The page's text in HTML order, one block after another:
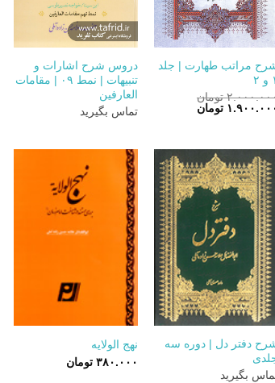
+
مراتب طهارت | جلد
۱ و ۲
تومان
تومان
دروس شرح اشارات و
تنبیهات | نمط ۰۹ | مقامات
العارفین
تماس بگیرید
+
دفتر دل | دوره سه
بگیرید
نهج الولایه
۳۸۰.۰۰۰ تومان